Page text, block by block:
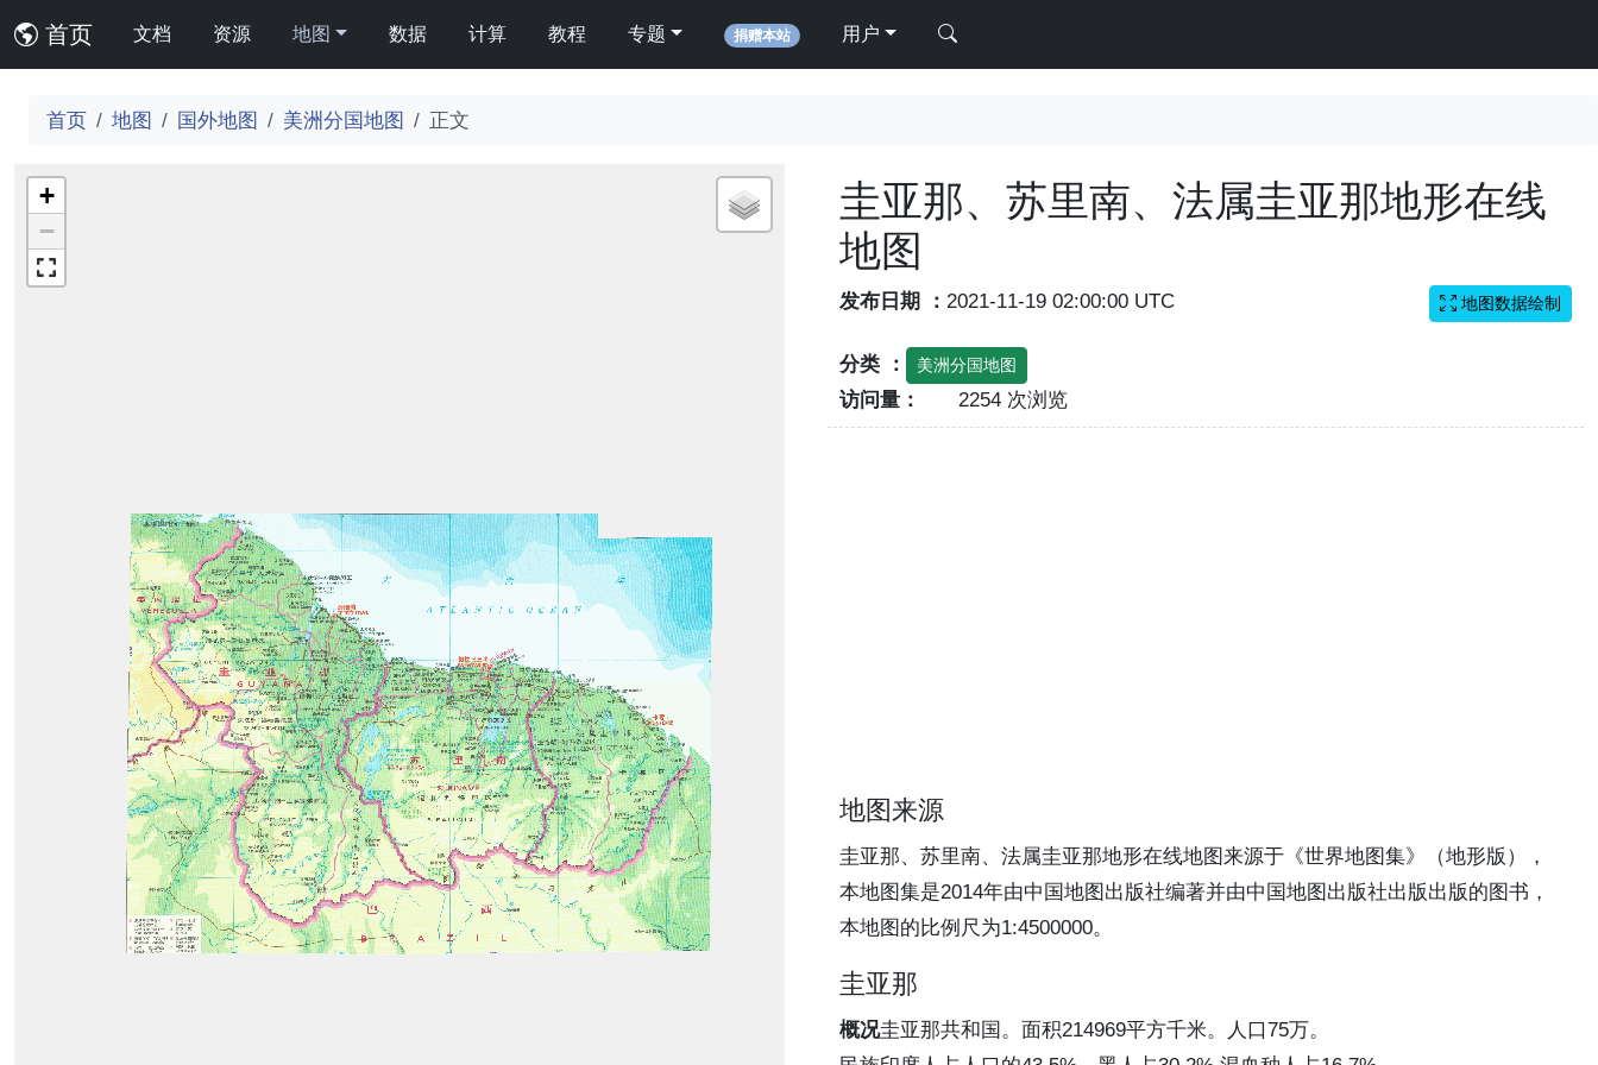
首页 文档 资源 地图 数据 计算 教程 专题 捐赠本站 用户
首页 地图 国外地图 美洲分国地图 正文
+
−
圭亚那、苏里南、法属圭亚那地形在线
地图
发布日期 ： 2021-11-19 02:00:00 UTC
分类 ： 美洲分国地图
访问量： 2254 次浏览
地图数据绘制
地图来源
圭亚那、苏里南、法属圭亚那地形在线地图来源于《世界地图集》（地形版），
本地图集是2014年由中国地图出版社编著并由中国地图出版社出版出版的图书，
本地图的比例尺为1:4500000。
圭亚那
概况圭亚那共和国。面积214969平方千米。人口75万。